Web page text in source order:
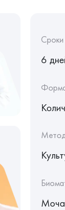
Сроки
6
Моча